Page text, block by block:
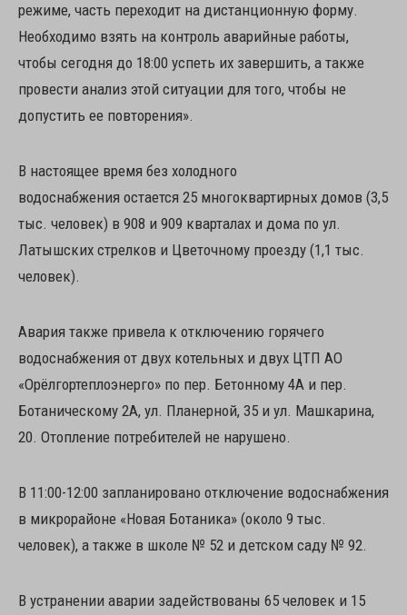
режиме, часть переходит на дистанционную форму.
Необходимо взять на контроль аварийные работы,
чтобы сегодня до 18:00 успеть их завершить, а также
провести анализ этой ситуации для того, чтобы не
допустить ее повторения».
В настоящее время без холодного
водоснабжения остается 25 многоквартирных домов (3,5
тыс. человек) в 908 и 909 кварталах и дома по ул.
Латышских стрелков и Цветочному проезду (1,1 тыс.
человек).
Авария также привела к отключению горячего
водоснабжения от двух котельных и двух ЦТП АО
«Орёлгортеплоэнерго» по пер. Бетонному 4А и пер.
Ботаническому 2А, ул. Планерной, 35 и ул. Машкарина,
20. Отопление потребителей не нарушено.
В 11:00-12:00 запланировано отключение водоснабжения
в микрорайоне «Новая Ботаника» (около 9 тыс.
человек), а также в школе № 52 и детском саду № 92.
В устранении аварии задействованы 65 человек и 15